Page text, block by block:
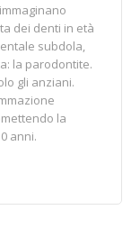
dei denti in età
subdola,
la parodontite.
gli anziani.
la
anni.